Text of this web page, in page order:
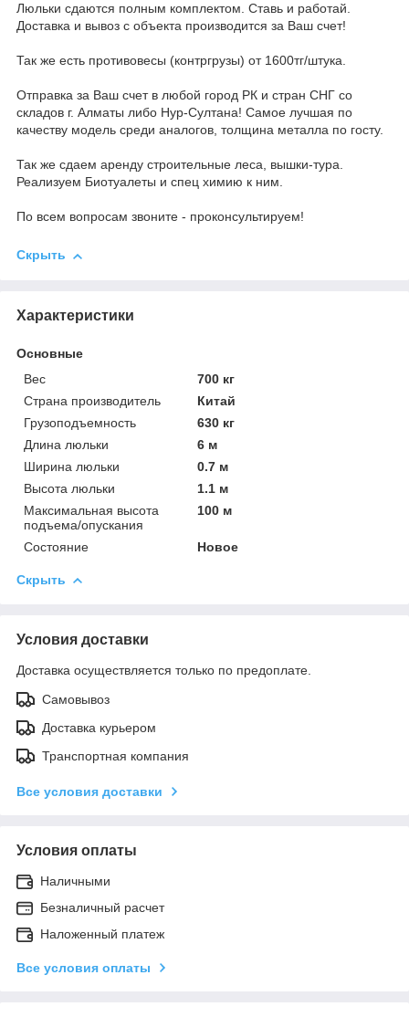
Люльки сдаются полным комплектом. Ставь и работай.
Доставка и вывоз с объекта производится за Ваш счет!
Так же есть противовесы (контргрузы) от 1600тг/штука.
Отправка за Ваш счет в любой город РК и стран СНГ со
складов г. Алматы либо Нур-Султана! Самое лучшая по
качеству модель среди аналогов, толщина металла по госту.
Так же сдаем аренду строительные леса, вышки-тура.
Реализуем Биотуалеты и спец химию к ним.
По всем вопросам звоните - проконсультируем!
Скрыть
Характеристики
Основные
Вес
700 кг
Страна производитель
Китай
Грузоподъемность
630 кг
Длина люльки
6 м
Ширина люльки
0.7 м
Высота люльки
1.1 м
Максимальная высота
подъема/опускания
100 м
Состояние Новое
Скрыть
Условия доставки
Доставка осуществляется только по предоплате.
Самовывоз
Доставка курьером
Транспортная компания
Все условия доставки
Условия оплаты
Наличными
Безналичный расчет
Наложенный платеж
Все условия оплаты